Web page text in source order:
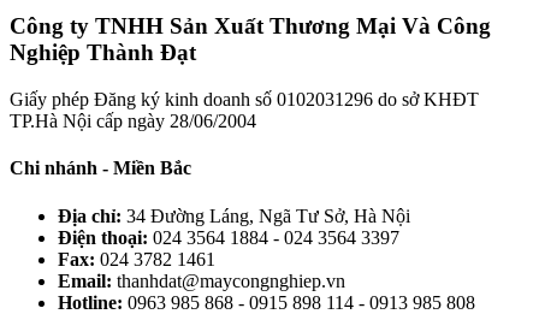
Công ty TNHH Sản Xuất Thương Mại Và Công
Nghiệp Thành Đạt
Giấy phép Đăng ký kinh doanh số 0102031296 do sở KHĐT
TP.Hà Nội cấp ngày 28/06/2004
Chi nhánh - Miền Bắc
Địa chỉ: 34 Đường Láng, Ngã Tư Sở, Hà Nội
Điện thoại: 024 3564 1884 - 024 3564 3397
Fax: 024 3782 1461
Email: thanhdat@maycongnghiep.vn
Hotline: 0963 985 868 - 0915 898 114 - 0913 985 808